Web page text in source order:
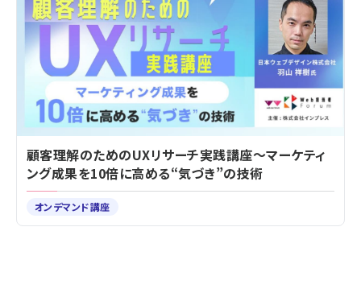
顧客理解のためのUXリサーチ実践講座～マーケティ
ング成果を10倍に高める“気づき”の技術
オンデマンド講座